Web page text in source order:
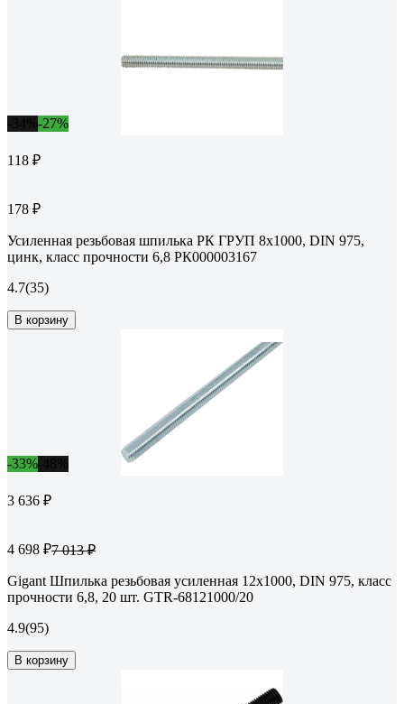
-27%
118 ₽
178 ₽
Усиленная резьбовая шпилька РК ГРУП 8x1000, DIN 975,
цинк, класс прочности 6,8 РК000003167
4.7(35)
В корзину
-33%
3 636 ₽
4 698 ₽7 013 ₽
Gigant Шпилька резьбовая усиленная 12x1000, DIN 975, класс
прочности 6,8, 20 шт. GTR-68121000/20
4.9(95)
В корзину